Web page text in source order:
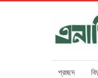
প্রচ্ছদ